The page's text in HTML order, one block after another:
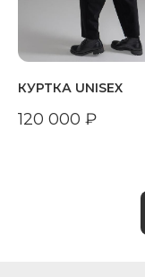
КУРТКА UNISEX
120 000 ₽